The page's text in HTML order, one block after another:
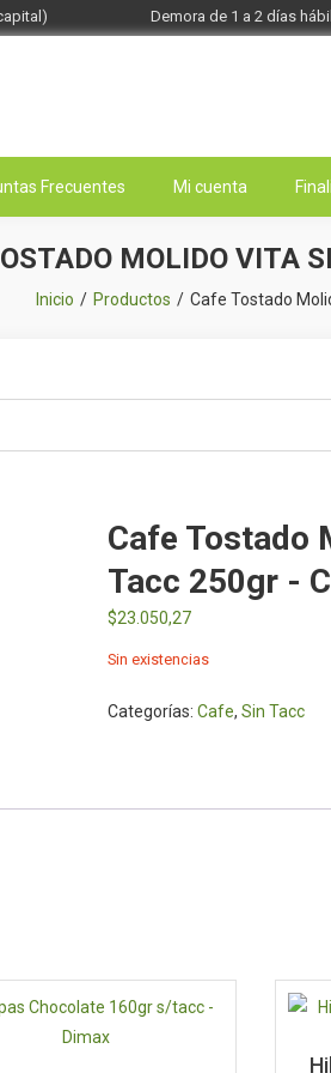
Demora de 1 a 2 días
Frecuentes Mi cuenta
MOLIDO VITA
Inicio Productos Cafe Tostado
Cafe Tostado
Tacc 250gr -
$23.050,27
Sin existencias
Categorías: Cafe, Sin Tacc